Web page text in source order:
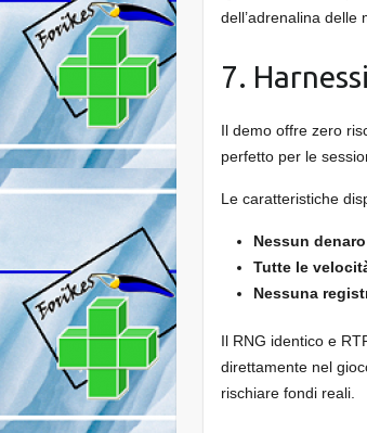
dell’adrenalina delle
7.
Il demo offre zero
perfetto per le
Le caratteristiche
Nessun
Tutte le
Nessuna
Il RNG identico e
direttamente nel
rischiare fondi reali.